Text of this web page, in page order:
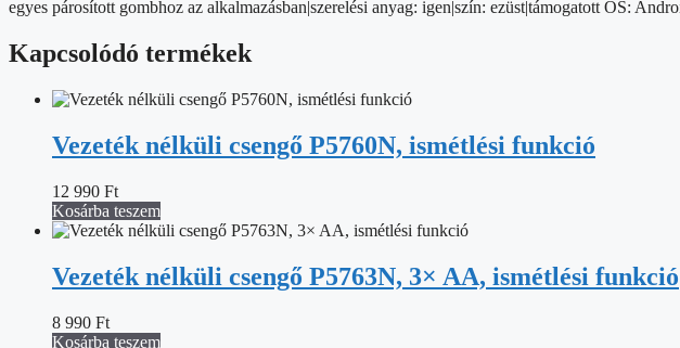
egyes párosított gombhoz az alkalmazásban|szerelési anyag: igen|szín: ezüst|támogatott OS:
Kapcsolódó termékek
Vezeték nélküli csengő P5760N, ismétlési funkció
12 990 Ft
Kosárba teszem
Vezeték nélküli csengő P5763N, 3× AA, ismétlési funkció
8 990 Ft
Kosárba teszem